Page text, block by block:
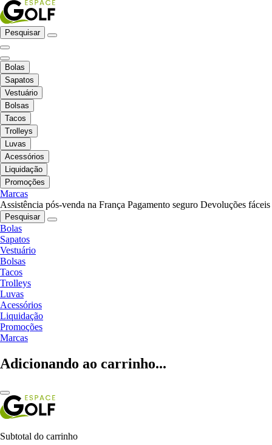
Pesquisar
Bolas
Sapatos
Vestuário
Bolsas
Tacos
Trolleys
Luvas
Acessórios
Liquidação
Promoções
Marcas
Assistência pós-venda na França Pagamento seguro Devoluções fáceis
Pesquisar
Bolas
Sapatos
Vestuário
Bolsas
Tacos
Trolleys
Luvas
Acessórios
Liquidação
Promoções
Marcas
Adicionando ao carrinho...
Subtotal do carrinho